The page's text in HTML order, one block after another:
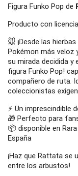
Figura Funko Pop de
Producto con
🐭 ¡Desde las
Pokémon más veloz
su mirada decidida
figura Funko Pop!
compañero de ruta.
coleccionistas
⚡ Un imprescindible
🎁 Perfecto para
📦 disponible en
España
¡Haz que Rattata se
entre los arbustos!